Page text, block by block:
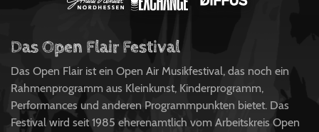
Das Open Flair Festival
Das Open Flair ist ein Open Air Musikfestival, das noch ein
Rahmenprogramm aus Kleinkunst, Kinderprogramm,
Performances und anderen Programmpunkten bietet. Das
Festival wird seit 1985 eherenamtlich vom Arbeitskreis Open